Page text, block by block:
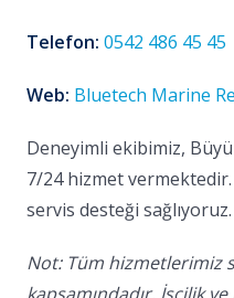
Telefon: 0542 486 45 45
Web: Bluetech Marine
Deneyimli ekibimiz,
7/24 hizmet
servis desteği sağlıyoruz.
Not: Tüm hizmetlerimiz